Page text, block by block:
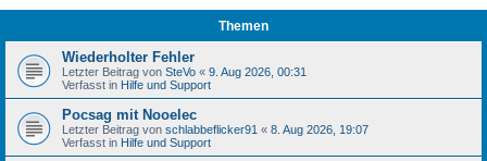
Themen
Wiederholter Fehler
Letzter Beitrag von SteVo « 9. Aug 2026, 00:31
Verfasst in Hilfe und Support
Pocsag mit Nooelec
Letzter Beitrag von schlabbeflicker91 « 8. Aug 2026, 19:07
Verfasst in Hilfe und Support